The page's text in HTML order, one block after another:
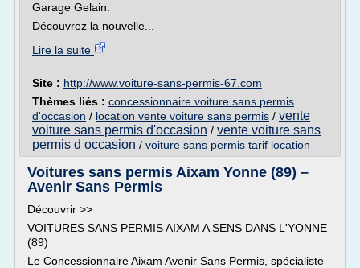
Garage Gelain.
Découvrez la nouvelle...
Lire la suite
Site : http://www.voiture-sans-permis-67.com
Thèmes liés : concessionnaire voiture sans permis
d'occasion / location vente voiture sans permis / vente
voiture sans permis d'occasion / vente voiture sans
permis d occasion / voiture sans permis tarif location
Voitures sans permis Aixam Yonne (89) –
Avenir Sans Permis
Découvrir >>
VOITURES SANS PERMIS AIXAM A SENS DANS L'YONNE
(89)
Le Concessionnaire Aixam Avenir Sans Permis, spécialiste